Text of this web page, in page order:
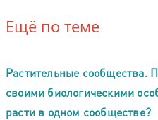
Ещё по теме
Растительные сообщества.
своими биологическими
расти в одном сообществе?